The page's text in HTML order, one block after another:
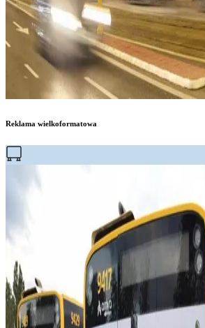
Reklama wielkoformatowa